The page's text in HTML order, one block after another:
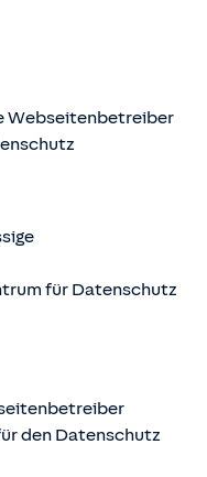
Webseitenbetreiber
für Datenschutz
den Datenschutz